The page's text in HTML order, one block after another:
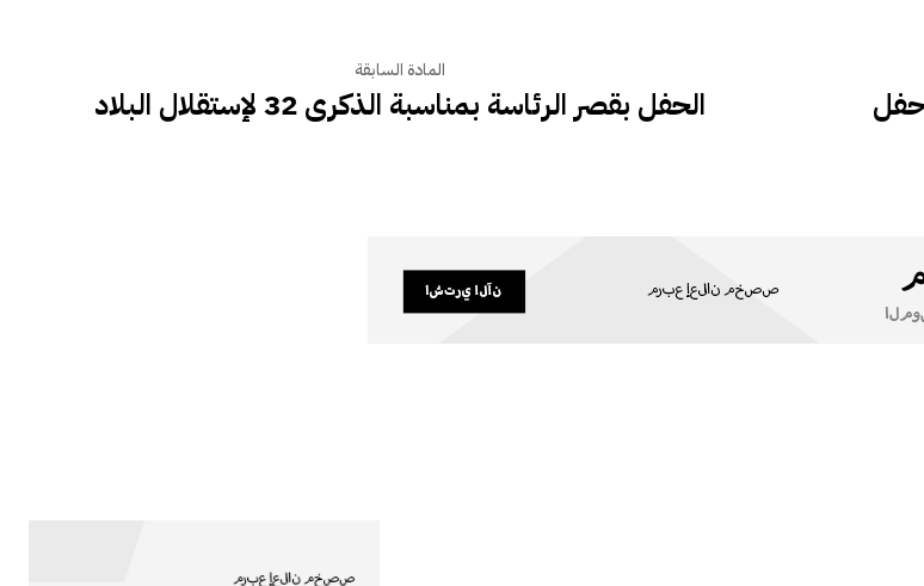
المادة السابقة
الحفل بقصر الرئاسة بمناسبة الذكرى 32 لإستقلال البلاد حفل